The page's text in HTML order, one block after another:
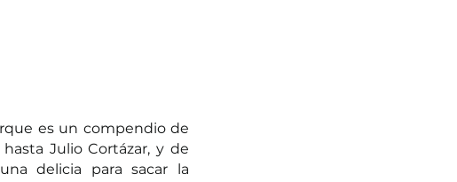
es un compendio de
Julio Cortázar, y de
delicia para sacar la